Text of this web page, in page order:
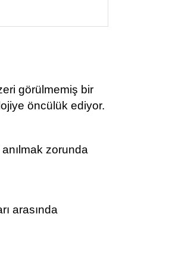
görülmemiş bir
öncülük ediyor.
zorunda
arasında